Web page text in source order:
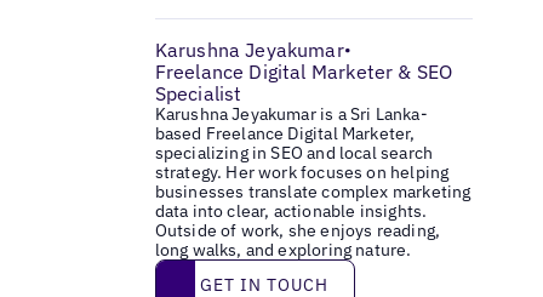
Karushna Jeyakumar•
Freelance Digital Marketer & SEO
Specialist
Karushna Jeyakumar is a Sri Lanka-
based Freelance Digital Marketer,
specializing in SEO and local search
strategy. Her work focuses on helping
businesses translate complex marketing
data into clear, actionable insights.
Outside of work, she enjoys reading,
long walks, and exploring nature.
Get in touch
GET IN TOUCH